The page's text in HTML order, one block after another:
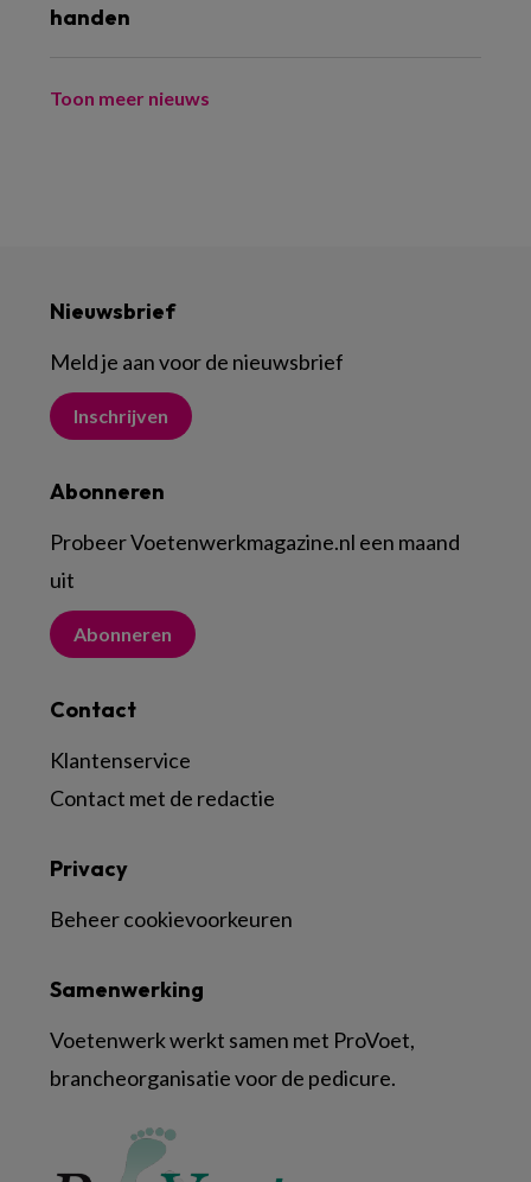
handen
Toon meer nieuws
Nieuwsbrief
Meld je aan voor de nieuwsbrief
Inschrijven
Abonneren
Probeer Voetenwerkmagazine.nl een maand
uit
Abonneren
Contact
Klantenservice
Contact met de redactie
Samenwerking
Voetenwerk werkt samen met ProVoet,
brancheorganisatie voor de pedicure.
Privacy
Beheer cookievoorkeuren